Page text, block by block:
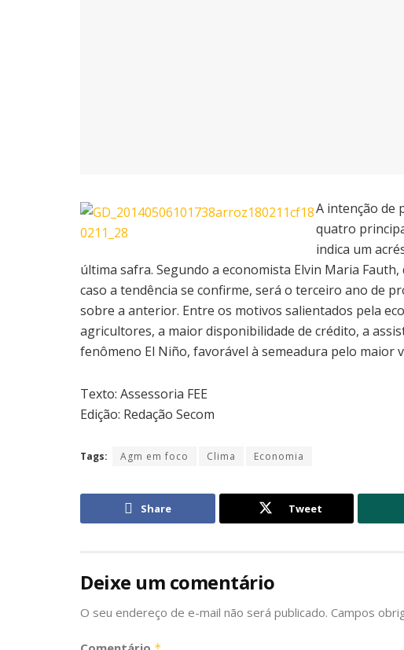
A intenção de
quatro
indica um
última safra. Segundo a economista Elvin Maria Fauth,
caso a tendência se confirme, será o terceiro ano de
sobre a anterior. Entre os motivos salientados pela
agricultores, a maior disponibilidade de crédito, a
fenômeno El Niño, favorável à semeadura pelo maior
Texto: Assessoria FEE
Edição: Redação Secom
Tags: Agm em foco Clima Economia
Share Tweet
Deixe um comentário
O seu endereço de e-mail não será publicado. Campos